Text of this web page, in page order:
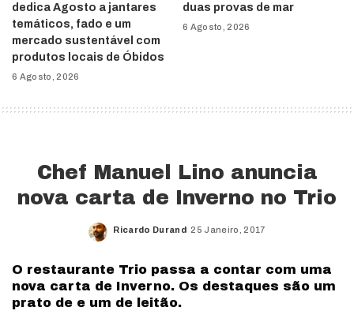
dedica Agosto a jantares
temáticos, fado e um
mercado sustentável com
produtos locais de Óbidos
6 Agosto, 2026
duas provas de mar
6 Agosto, 2026
Chef Manuel Lino anuncia
nova carta de Inverno no Trio
Posted
Ricardo Durand 25 Janeiro, 2017
O restaurante Trio passa a contar com uma
nova carta de Inverno. Os destaques são um
prato de e um de leitão.